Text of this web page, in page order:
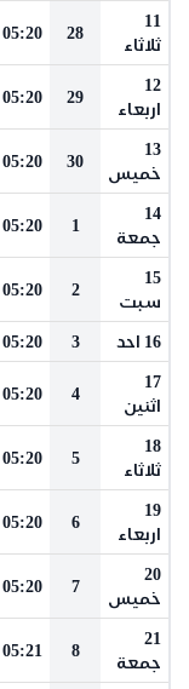
11
ثلاثاء
28
05:20
12
اربعاء
29
05:20
13
خميس
30
05:20
14
جمعة
1
05:20
15
سبت
2
05:20
16 احد 3
05:20
17
اثنين
4
05:20
18
ثلاثاء
5
05:20
19
اربعاء
6
05:20
20
خميس
7
05:20
21
جمعة
8
05:21